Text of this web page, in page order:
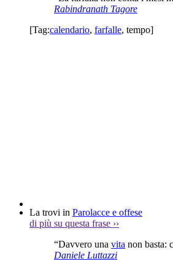
Rabindranath Tagore
[Tag:calendario, farfalle, tempo]
La trovi in Parolacce e offese
di più su questa frase ››
“Davvero una vita non basta:
Daniele Luttazzi